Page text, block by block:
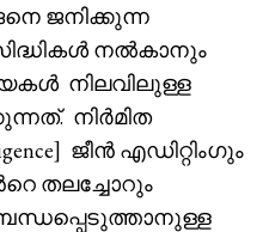
ജനിക്കുന്ന
നൽകാനും
നിലവിലുള്ള
നിർമിത
ജീൻ എഡിറ്റിംഗും
തലച്ചോറും
ബന്ധപ്പെടുത്താനുള്ള